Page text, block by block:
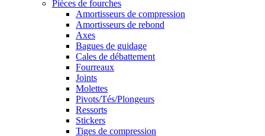
Pièces de fourches
Amortisseurs de compression
Amortisseurs de rebond
Axes
Bagues de guidage
Cales de débattement
Fourreaux
Joints
Molettes
Pivots/Tés/Plongeurs
Ressorts
Stickers
Tiges de compression